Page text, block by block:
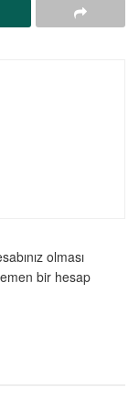
olması
bir hesap